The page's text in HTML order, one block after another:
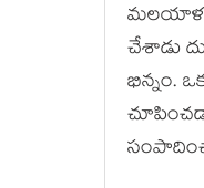
మలయాళం
చేశాడు
భిన్నం.